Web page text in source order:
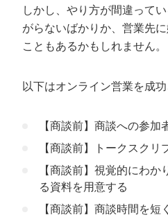
しかし、やり方が間違って
がらないばかりか、営業先
こともあるかもしれません。
以下はオンライン営業を成
【商談前】商談への参加
【商談前】トークスクリ
【商談前】視覚的にわ
る資料を用意する
【商談前】商談時間を短